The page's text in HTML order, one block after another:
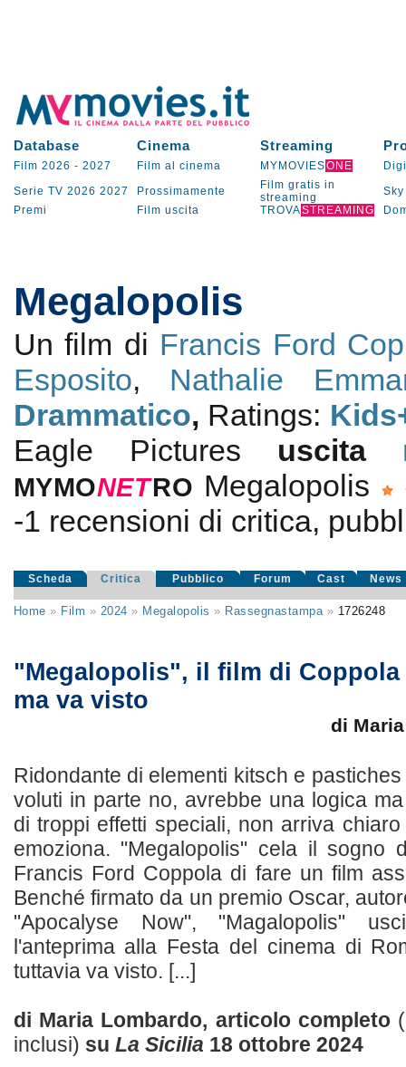
Database Cinema Streaming
Film 2026 - 2027 Film al cinema MYMOVIESONE
Serie TV 2026 2027 Prossimamente
Film gratis in
streaming
Sky
Premi
Film uscita TROVASTREAMING
Megalopolis
Un film di Francis Ford
Esposito, Nathalie
Drammatico, Ratings:
Eagle Pictures uscita
MYMONETRO Megalopolis
-1 recensioni di critica,
Scheda Critica Pubblico Forum Cast News
Home » Film » 2024 » Megalopolis » Rassegnastampa» 1726248
"Megalopolis", il film di
ma va visto
di
Ridondante di elementi kitsch e
voluti in parte no, avrebbe una logica
di troppi effetti speciali, non arriva
emoziona. "Megalopolis" cela il sogno
Francis Ford Coppola di fare un film
Benché firmato da un premio Oscar,
"Apocalyse Now", "Magalopolis"
l'anteprima alla Festa del cinema di
tuttavia va visto. [...]
di Maria Lombardo, articolo completo
inclusi) su La Sicilia 18 ottobre 2024